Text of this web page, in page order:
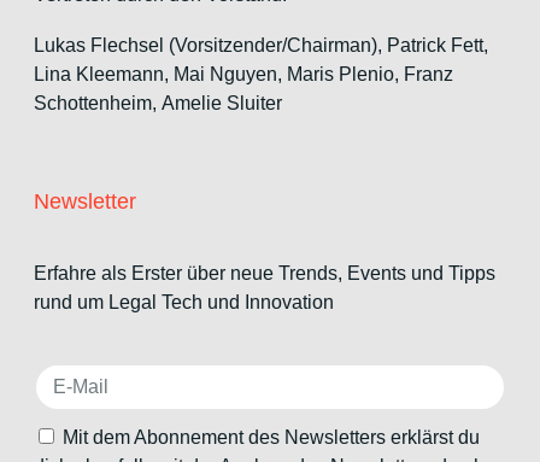
Lukas Flechsel (Vorsitzender/Chairman), Patrick Fett,
Lina Kleemann, Mai Nguyen, Maris Plenio, Franz
Schottenheim, Amelie Sluiter
Newsletter
Erfahre als Erster über neue Trends, Events und Tipps
rund um Legal Tech und Innovation
Mit dem Abonnement des Newsletters erklärst du